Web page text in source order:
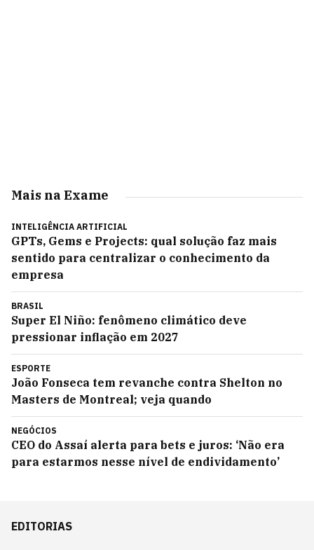
Mais na Exame
INTELIGÊNCIA ARTIFICIAL
GPTs, Gems e Projects: qual solução faz mais
sentido para centralizar o conhecimento da
empresa
BRASIL
Super El Niño: fenômeno climático deve
pressionar inflação em 2027
ESPORTE
João Fonseca tem revanche contra Shelton no
Masters de Montreal; veja quando
NEGÓCIOS
CEO do Assaí alerta para bets e juros: ‘Não era
para estarmos nesse nível de endividamento’
EDITORIAS